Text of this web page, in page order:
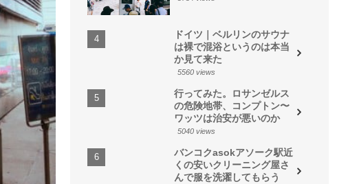
ドイツ｜ベルリンのサウナ
は裸で混浴というのは本当
か見て来た
5560 views
行ってみた。ロサンゼルス
の危険地帯、コンプトン〜
ワッツは治安が悪いのか
5040 views
バンコクasokアソーク駅近
くの安いクリーニング屋さ
んで服を洗濯してもらう